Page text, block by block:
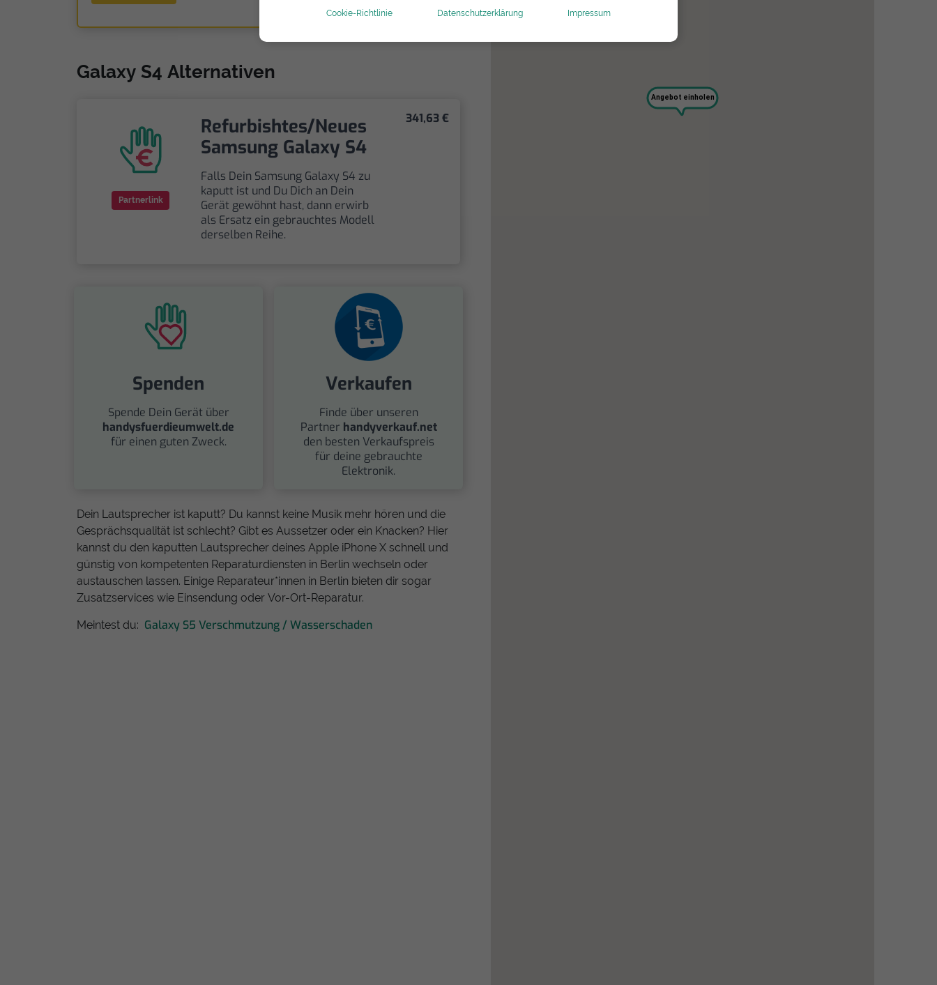
Cookie-Richtlinie Datenschutzerklärung Impressum
Galaxy S4 Alternativen
Partnerlink
Refurbishtes/Neues
Samsung Galaxy S4
Falls Dein Samsung Galaxy S4 zu
kaputt ist und Du Dich an Dein
Gerät gewöhnt hast, dann erwirb
als Ersatz ein gebrauchtes Modell
derselben Reihe.
341,63 €
Spenden
Spende Dein Gerät über
handysfuerdieumwelt.de
für einen guten Zweck.
Verkaufen
Finde über unseren
Partner handyverkauf.net
den besten Verkaufspreis
für deine gebrauchte
Elektronik.
Dein Lautsprecher ist kaputt? Du kannst keine Musik mehr hören und die
Gesprächsqualität ist schlecht? Gibt es Aussetzer oder ein Knacken? Hier
kannst du den kaputten Lautsprecher deines Apple iPhone X schnell und
günstig von kompetenten Reparaturdiensten in Berlin wechseln oder
austauschen lassen. Einige Reparateur*innen in Berlin bieten dir sogar
Zusatzservices wie Einsendung oder Vor-Ort-Reparatur.
Meintest du: Galaxy S5 Verschmutzung / Wasserschaden
Angebot einholen